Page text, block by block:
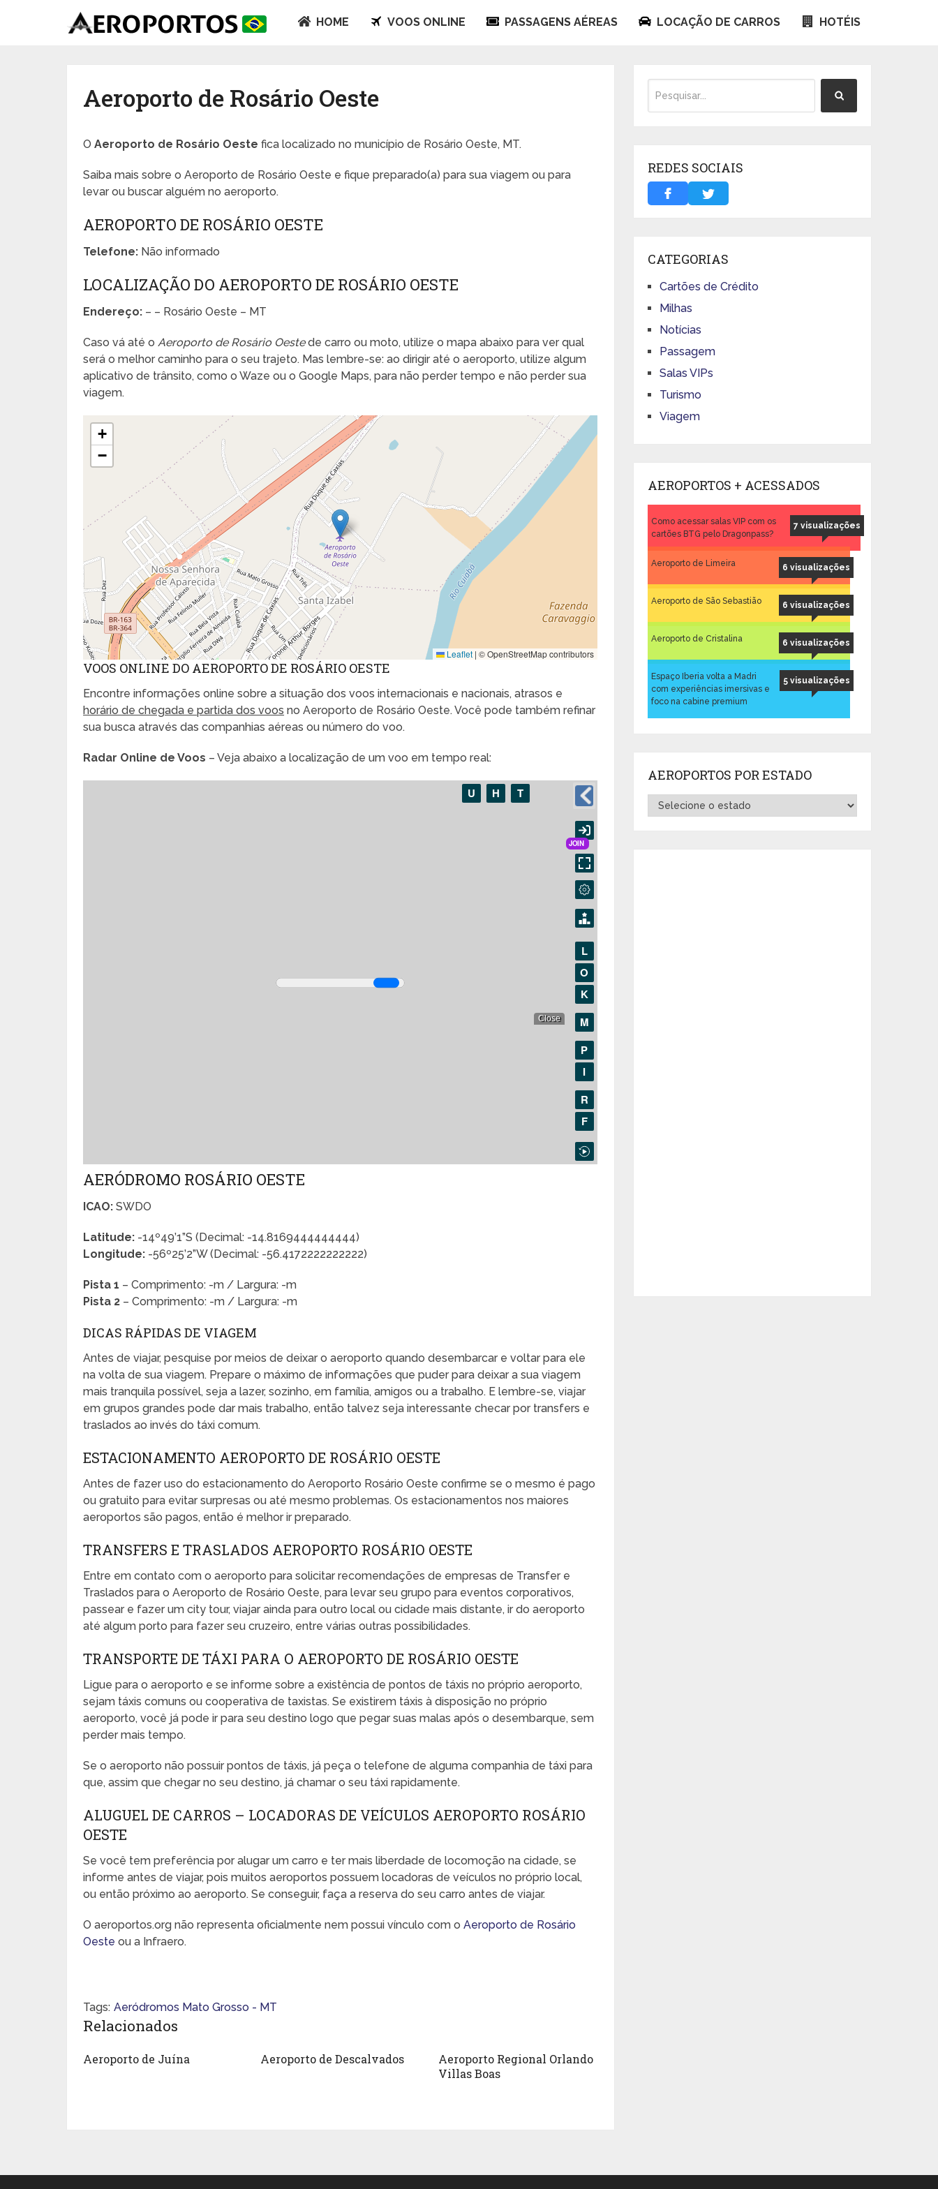
HOME VOOS ONLINE PASSAGENS AÉREAS LOCAÇÃO DE CARROS HOTÉIS
Aeroporto de Rosário Oeste
OAeroporto de Rosário Oeste fica localizado no município de Rosário Oeste, MT.
Saiba mais sobre o Aeroporto de Rosário Oeste e fique preparado(a) para sua viagem ou para
levar ou buscar alguém no aeroporto.
AEROPORTO DE ROSÁRIO OESTE
Telefone: Não informado
LOCALIZAÇÃO DO AEROPORTO DE ROSÁRIO OESTE
Endereço: – – Rosário Oeste – MT
Caso vá até o Aeroporto de Rosário Oestede carro ou moto, utilize o mapa abaixo para ver qual
será o melhor caminho para o seu trajeto. Mas lembre-se: ao dirigir até o aeroporto, utilize algum
aplicativo de trânsito, como o Waze ou o Google Maps, para não perder tempo e não perder sua
viagem.
+
−
Leaflet | © OpenStreetMap contributors
VOOS ONLINE DO AEROPORTO DE ROSÁRIO OESTE
Encontre informações online sobre a situação dos voos internacionais e nacionais, atrasos e
horário de chegada e partida dos voos no Aeroporto de Rosário Oeste. Você pode também refinar
sua busca através das companhias aéreas ou número do voo.
Radar Online de Voos – Veja abaixo a localização de um voo em tempo real:
AERÓDROMO ROSÁRIO OESTE
ICAO: SWDO
Latitude: -14º49’1”S (Decimal: -14.8169444444444)
Longitude: -56º25’2”W (Decimal: -56.4172222222222)
Pista 1 – Comprimento: -m / Largura: -m
Pista 2 – Comprimento: -m / Largura: -m
DICAS RÁPIDAS DE VIAGEM
Antes de viajar, pesquise por meios de deixar o aeroporto quando desembarcar e voltar para ele
na volta de sua viagem. Prepare o máximo de informações que puder para deixar a sua viagem
mais tranquila possível, seja a lazer, sozinho, em família, amigos ou a trabalho. E lembre-se, viajar
em grupos grandes pode dar mais trabalho, então talvez seja interessante checar por transfers e
traslados ao invés do táxi comum.
ESTACIONAMENTO AEROPORTO DE ROSÁRIO OESTE
Antes de fazer uso do estacionamento do Aeroporto Rosário Oeste confirme se o mesmo é pago
ou gratuito para evitar surpresas ou até mesmo problemas. Os estacionamentos nos maiores
aeroportos são pagos, então é melhor ir preparado.
TRANSFERS E TRASLADOS AEROPORTO ROSÁRIO OESTE
Entre em contato com o aeroporto para solicitar recomendações de empresas de Transfer e
Traslados para o Aeroporto de Rosário Oeste, para levar seu grupo para eventos corporativos,
passear e fazer um city tour, viajar ainda para outro local ou cidade mais distante, ir do aeroporto
até algum porto para fazer seu cruzeiro, entre várias outras possibilidades.
TRANSPORTE DE TÁXI PARA O AEROPORTO DE ROSÁRIO OESTE
Ligue para o aeroporto e se informe sobre a existência de pontos de táxis no próprio aeroporto,
sejam táxis comuns ou cooperativa de taxistas. Se existirem táxis à disposição no próprio
aeroporto, você já pode ir para seu destino logo que pegar suas malas após o desembarque, sem
perder mais tempo.
Se o aeroporto não possuir pontos de táxis, já peça o telefone de alguma companhia de táxi para
que, assim que chegar no seu destino, já chamar o seu táxi rapidamente.
ALUGUEL DE CARROS – LOCADORAS DE VEÍCULOS AEROPORTO ROSÁRIO
OESTE
Se você tem preferência por alugar um carro e ter mais liberdade de locomoção na cidade, se
informe antes de viajar, pois muitos aeroportos possuem locadoras de veículos no próprio local,
ou então próximo ao aeroporto. Se conseguir, faça a reserva do seu carro antes de viajar.
O aeroportos.org não representa oficialmente nem possui vínculo com oAeroporto de Rosário
Oeste ou a Infraero.
Tags: Aeródromos Mato Grosso - MT
Relacionados
Aeroporto de Juína Aeroporto de Descalvados
Aeroporto Regional Orlando
Villas Boas
REDES SOCIAIS
CATEGORIAS
Cartões de Crédito
Milhas
Notícias
Passagem
Salas VIPs
Turismo
Viagem
AEROPORTOS + ACESSADOS
7 visualizações
Como acessar salas VIP com os
cartões BTG pelo Dragonpass?
6 visualizações
Aeroporto de Limeira
6 visualizações
Aeroporto de São Sebastião
6 visualizações
Aeroporto de Cristalina
5 visualizações
Espaço Iberia volta a Madri
com experiências imersivas e
foco na cabine premium
AEROPORTOS POR ESTADO
Aeroportos
por